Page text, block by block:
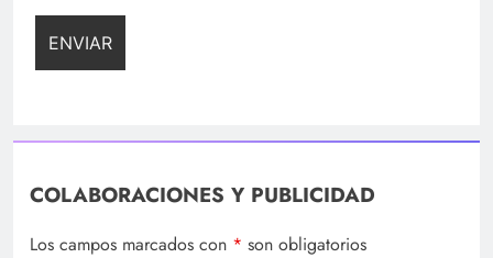
COLABORACIONES Y PUBLICIDAD
Los campos marcados con * son obligatorios